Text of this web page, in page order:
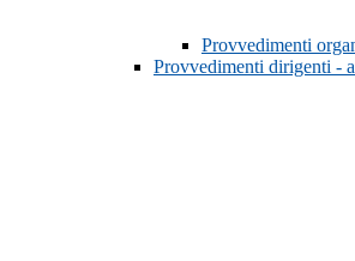
Provvedimenti
Provvedimenti dirigenti -